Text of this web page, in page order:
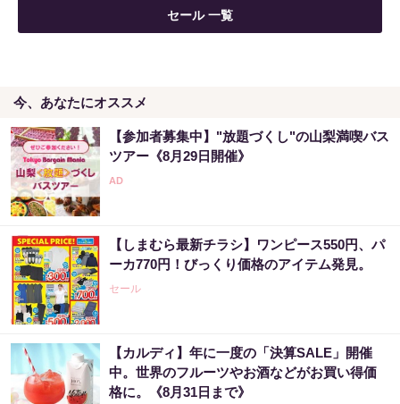
セール 一覧
今、あなたにオススメ
【参加者募集中】"放題づくし"の山梨満喫バス
ツアー《8月29日開催》
【しまむら最新チラシ】ワンピース550円、パ
ーカ770円！びっくり価格のアイテム発見。
セール
【カルディ】年に一度の「決算SALE」開催
中。世界のフルーツやお酒などがお買い得価
格に。《8月31日まで》